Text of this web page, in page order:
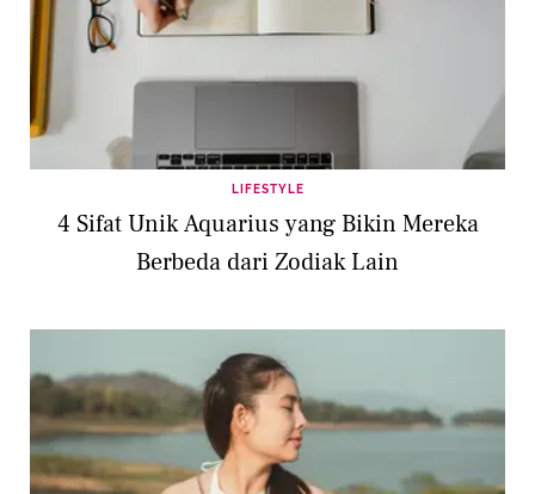
LIFESTYLE
4 Sifat Unik Aquarius yang Bikin Mereka
Berbeda dari Zodiak Lain